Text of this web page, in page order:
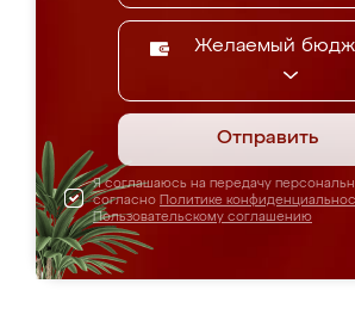
Желаемый
Отправить
Я соглашаюсь на передачу
согласно Политике
Пользовательскому соглашению